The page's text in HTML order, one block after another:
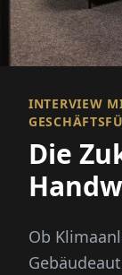
INTERVIEW
Die
Ob